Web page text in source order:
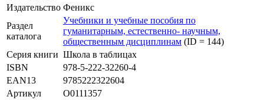
Издательство Феникс
Раздел
каталога
Учебники и учебные пособия по
гуманитарным, естественно- научным,
общественным дисциплинам (ID = 144)
Серия книги Школа в таблицах
ISBN
978-5-222-32260-4
EAN13
9785222322604
Артикул
O0111357